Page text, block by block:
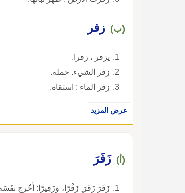
(ب) زفر
يزفر ، زفرا.
زفر الشيء. حمله.
زفر الماء : استقاه.
عرض المزيد
(أ) زَفَرَ
زَفَرَ زَفَرَ ِ زَفْرّا، وزَفِيرّا: أَخْرج نفَسَه